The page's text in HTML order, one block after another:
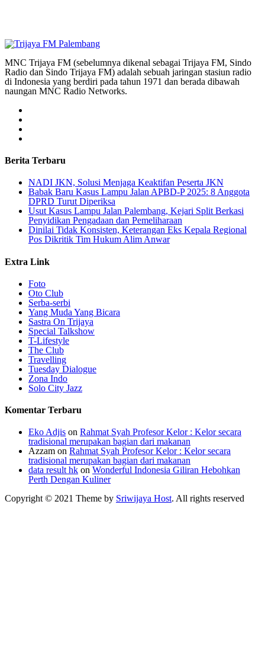
MNC Trijaya FM (sebelumnya dikenal sebagai Trijaya FM, Sindo
Radio dan Sindo Trijaya FM) adalah sebuah jaringan stasiun radio
di Indonesia yang berdiri pada tahun 1971 dan berada dibawah
naungan MNC Radio Networks.
Berita Terbaru
NADI JKN, Solusi Menjaga Keaktifan Peserta JKN
Babak Baru Kasus Lampu Jalan APBD-P 2025: 8 Anggota
DPRD Turut Diperiksa
Usut Kasus Lampu Jalan Palembang, Kejari Split Berkasi
Penyidikan Pengadaan dan Pemeliharaan
Dinilai Tidak Konsisten, Keterangan Eks Kepala Regional
Pos Dikritik Tim Hukum Alim Anwar
Extra Link
Foto
Oto Club
Serba-serbi
Yang Muda Yang Bicara
Sastra On Trijaya
Special Talkshow
T-Lifestyle
The Club
Travelling
Tuesday Dialogue
Zona Indo
Solo City Jazz
Komentar Terbaru
Eko Adjis on Rahmat Syah Profesor Kelor : Kelor secara
tradisional merupakan bagian dari makanan
Azzam on Rahmat Syah Profesor Kelor : Kelor secara
tradisional merupakan bagian dari makanan
data result hk on Wonderful Indonesia Giliran Hebohkan
Perth Dengan Kuliner
Copyright © 2021 Theme by Sriwijaya Host. All rights reserved